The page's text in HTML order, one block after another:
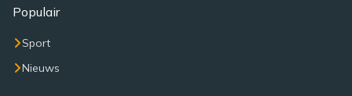
Populair
Sport
Nieuws